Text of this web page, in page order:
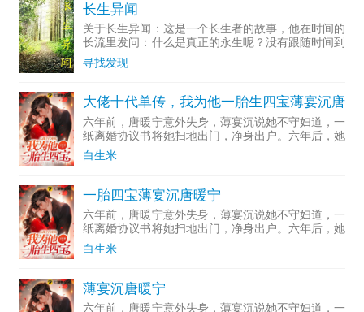
长生异闻
关于长生异闻：这是一个长生者的故事，他在时间的
长流里发问：什么是真正的永生呢？没有跟随时间到
达尽头，谁能说自己永生呢？（非爽文+非圣母）
寻找发现
大佬十代单传，我为他一胎生四宝薄宴沉唐
暖宁
六年前，唐暖宁意外失身，薄宴沉说她不守妇道，一
纸离婚协议书将她扫地出门，净身出户。六年后，她
带着孩子归来，看到她身边缩小版的自己，某人才知
道当年那个野男人就是他本尊。他追悔莫及，又惊又
白生米
一胎四宝薄宴沉唐暖宁
六年前，唐暖宁意外失身，薄宴沉说她不守妇道，一
纸离婚协议书将她扫地出门，净身出户。六年后，她
带着孩子归来，看到她身边缩小版的自己，某人才知
道当年那个野男人就是他本尊。他追悔莫及，又惊又
白生米
薄宴沉唐暖宁
六年前，唐暖宁意外失身，薄宴沉说她不守妇道，一